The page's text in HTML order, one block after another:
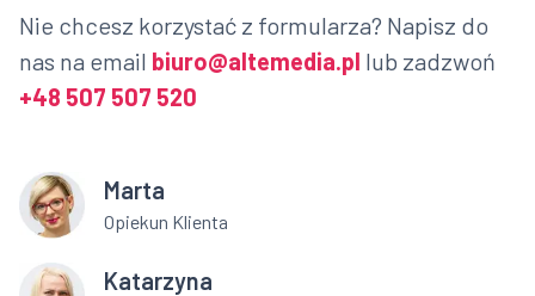
Nie chcesz korzystać z formularza? Napisz do
nas na email biuro@altemedia.pl lub zadzwoń
+48 507 507 520
Marta
Opiekun Klienta
Katarzyna